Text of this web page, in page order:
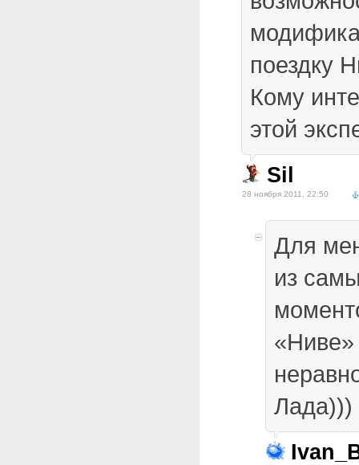
поездку
Кому
этой
Sil
28 ноября 2011, 22:50
Для
из
«Ниве»
Лада)))